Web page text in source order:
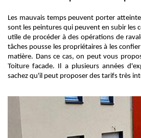
Les mauvais temps peuvent porter
sont les peintures qui peuvent en subir les
utile de procéder à des opérations de
tâches pousse les propriétaires à les
matière. Dans ce cas, on peut vous
Toiture facade. Il a plusieurs années
sachez qu'il peut proposer des tarifs très